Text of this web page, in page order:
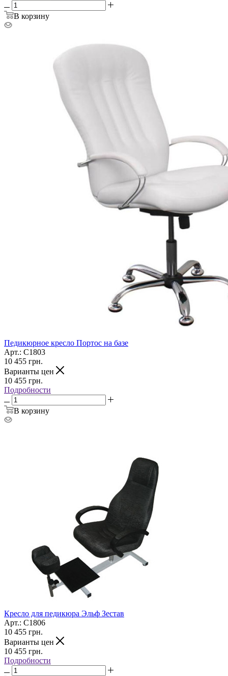
В корзину
Педикюрное кресло Портос на базе
Арт.: С1803
10 455 грн.
Варианты цен
10 455 грн.
Подробности
В корзину
Кресло для педикюра Эльф Зестав
Арт.: С1806
10 455 грн.
Варианты цен
10 455 грн.
Подробности